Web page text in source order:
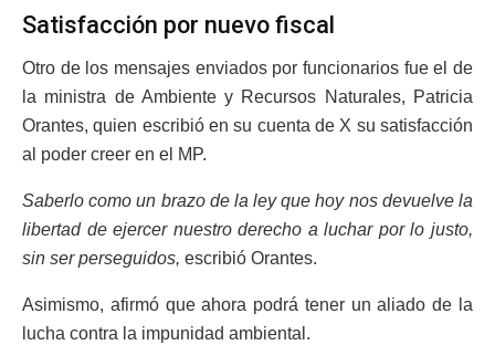
Satisfacción por nuevo fiscal
Otro de los mensajes enviados por funcionarios fue el de
la ministra de Ambiente y Recursos Naturales, Patricia
Orantes, quien escribió en su cuenta de X su satisfacción
al poder creer en el MP.
Saberlo como un brazo de la ley que hoy nos devuelve la
libertad de ejercer nuestro derecho a luchar por lo justo,
sin ser perseguidos, escribió Orantes.
Asimismo, afirmó que ahora podrá tener un aliado de la
lucha contra la impunidad ambiental.